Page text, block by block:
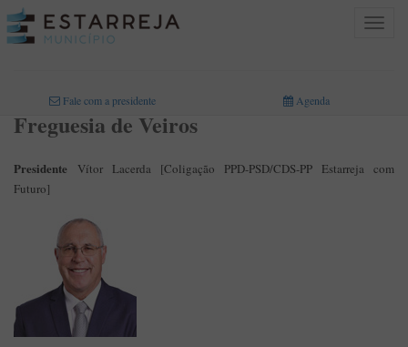
Toggle
Fale com a presidente Agenda
Freguesia de Veiros
Presidente Vítor Lacerda [Coligação PPD-PSD/CDS-PP Estarreja com
Futuro]